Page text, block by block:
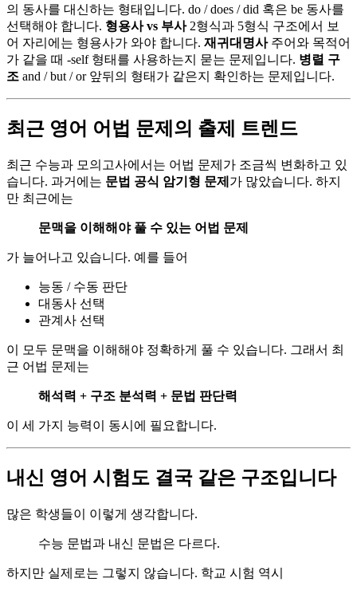
의 동사를 대신하는 형태입니다. do / does / did 혹은 be 동사를
선택해야 합니다. 형용사 vs 부사2형식과 5형식 구조에서 보
어 자리에는 형용사가 와야 합니다. 재귀대명사주어와 목적어
가 같을 때 -self 형태를 사용하는지 묻는 문제입니다. 병렬 구
조 and / but / or 앞뒤의 형태가 같은지 확인하는 문제입니다.
최근 영어 어법 문제의 출제 트렌드
최근 수능과 모의고사에서는 어법 문제가 조금씩 변화하고 있
습니다. 과거에는 문법 공식 암기형 문제 가 많았습니다. 하지
만 최근에는
문맥을 이해해야 풀 수 있는 어법 문제
가 늘어나고 있습니다. 예를 들어
능동 / 수동 판단
대동사 선택
관계사 선택
이 모두 문맥을 이해해야 정확하게 풀 수 있습니다. 그래서 최
근 어법 문제는
해석력 + 구조 분석력 + 문법 판단력
이 세 가지 능력이 동시에 필요합니다.
내신 영어 시험도 결국 같은 구조입니다
많은 학생들이 이렇게 생각합니다.
수능 문법과 내신 문법은 다르다.
하지만 실제로는 그렇지 않습니다. 학교 시험 역시